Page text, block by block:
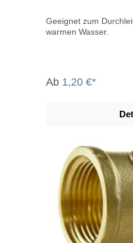
Geeignet zum
warmen Wasser.
Ab 1,20 €*